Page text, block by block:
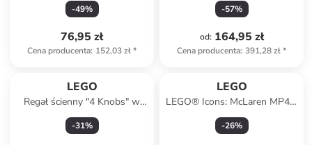
-49%
76,95 zł
Cena producenta: 152,03 zł*
-57%
od: 164,95 zł
Cena producenta: 391,28 zł*
LEGO
Regał ścienny "4 Knobs" w
kolorze czarnym - 15,9 x 47 x
16,1 cm
-31%
LEGO
LEGO® Icons: McLaren MP4/4
& Ayrton Senna - 18+
-26%